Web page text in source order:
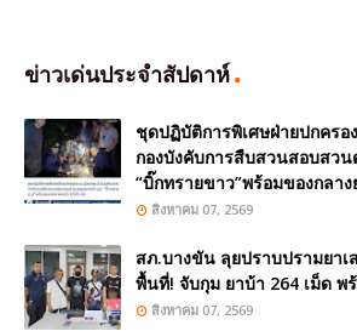
ข่าวเด่นประจำสัปดาห์
ชุดปฏิบัติการพิเศษฝ่ายปกครอ
กองบังคับการสืบสวนสอบสว
“บิ๊กทรายขาว”พร้อมของกลาง
สิงหาคม 07, 2569
สภ.บางขัน ลุยปราบปรามยา
พื้นที่! จับกุม ยาบ้า 264 เม็ด พ
สิงหาคม 07, 2569